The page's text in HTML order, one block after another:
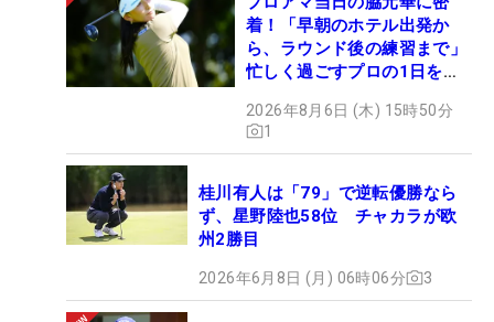
着！「早朝のホテル出発か
ら、ラウンド後の練習まで」
忙しく過ごすプロの1日を公
2026年8月6日 (木) 15時50分
1
桂川有人は「79」で逆転優勝なら
ず、星野陸也58位 チャカラが欧
州2勝目
2026年6月8日 (月) 06時06分 3